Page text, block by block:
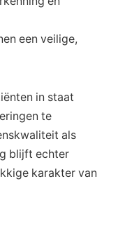
een veilige,
in staat
te
als
blijft echter
karakter van